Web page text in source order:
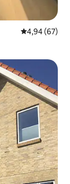
Note
4,94 (67)